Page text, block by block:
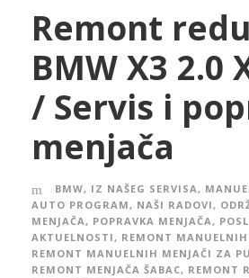
Remont
BMW X3 2.0
/ Servis i
menjača
BMW, IZ NAŠEG SERVISA,
AUTO PROGRAM, NAŠI RADOVI,
MENJAČA, POPRAVKA MENJAČA,
AKTUELNOSTI, REMONT MANUELNIH
REMONT MANUELNIH MENJAČI ZA
REMONT MENJAČA ŠABAC, REMONT